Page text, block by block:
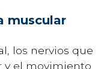
muscular
los nervios que
y el movimiento